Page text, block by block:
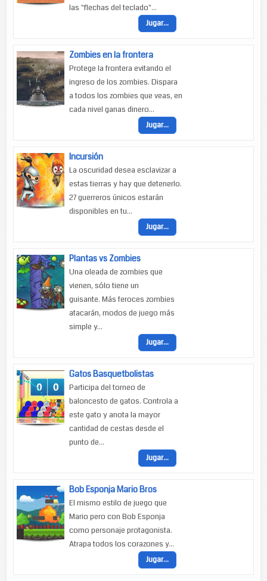
las "flechas del teclado"...
Jugar...
Zombies en la frontera
Protege la frontera evitando el
ingreso de los zombies. Dispara
a todos los zombies que veas, en
cada nivel ganas dinero...
Jugar...
Incursión
La oscuridad desea esclavizar a
estas tierras y hay que detenerlo.
27 guerreros únicos estarán
disponibles en tu...
Jugar...
Plantas vs Zombies
Una oleada de zombies que
vienen, sólo tiene un
guisante. Más feroces zombies
atacarán, modos de juego más
simple y...
Jugar...
Gatos Basquetbolistas
Participa del torneo de
baloncesto de gatos. Controla a
este gato y anota la mayor
cantidad de cestas desde el
punto de...
Jugar...
Bob Esponja Mario Bros
El mismo estilo de juego que
Mario pero con Bob Esponja
como personaje protagonista.
Atrapa todos los corazones y...
Jugar...